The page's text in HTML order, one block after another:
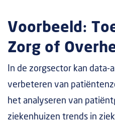
Voorbeeld:
Zorg of
In de zorgsector kan
verbeteren van
het analyseren van
ziekenhuizen trends in